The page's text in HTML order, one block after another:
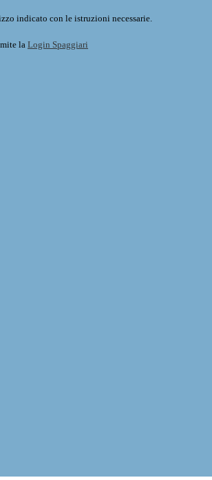
indicato con le istruzioni necessarie.
la Login Spaggiari